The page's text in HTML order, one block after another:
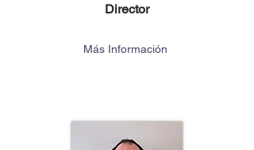
Director
Más Información